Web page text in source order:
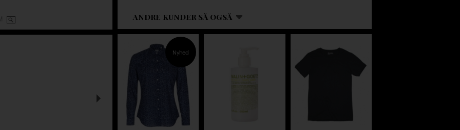
ANDRE KUNDER SÅ OGSÅ
Nyhed